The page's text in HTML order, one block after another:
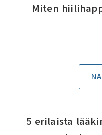
Miten
5 erilaista